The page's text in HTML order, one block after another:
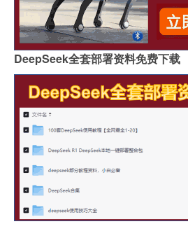
DeepSeek全套部署资料免费下载